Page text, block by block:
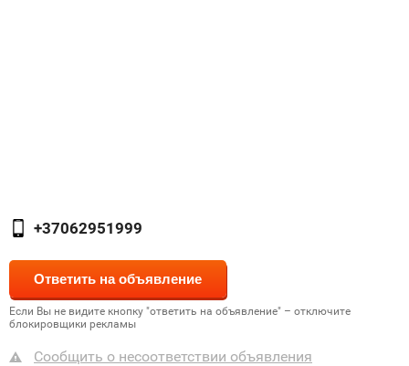
+37062951999
Если Вы не видите кнопку "ответить на объявление" – отключите
блокировщики рекламы
Сообщить о несоответствии объявления